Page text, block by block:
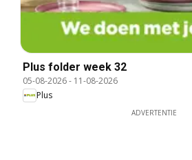
Plus folder week 32
05-08-2026- 11-08-2026
Plus
ADVERTENTIE